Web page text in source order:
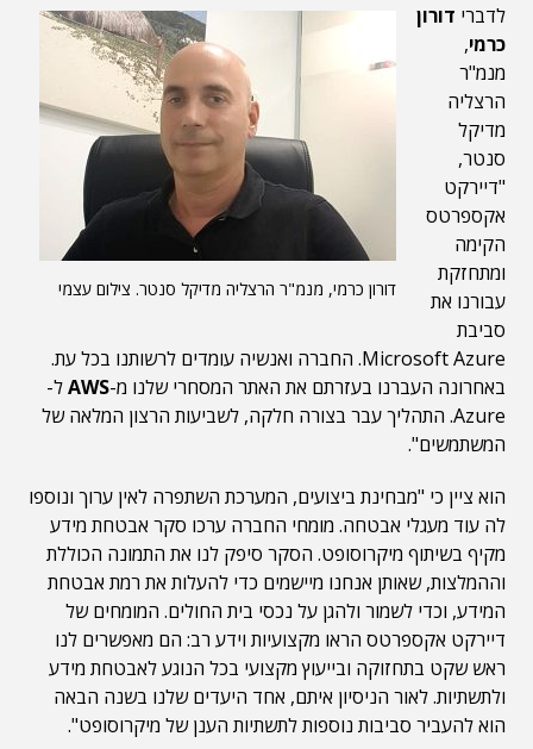
דורון כרמי, מנמ"ר הרצליה מדיקל סנטר. צילום עצמי
לדברי דורון
כרמי,
מנמ"ר
הרצליה
מדיקל
סנטר,
"דיירקט
אקספרטס
הקימה
ומתחזקת
עבורנו את
סביבת
Microsoft Azure. החברה ואנשיה עומדים לרשותנו בכל עת.
באחרונה העברנו בעזרתם את האתר המסחרי שלנו מ-AWSל-
Azure. התהליך עבר בצורה חלקה, לשביעות הרצון המלאה של
המשתמשים".
הוא ציין כי "מבחינת ביצועים, המערכת השתפרה לאין ערוך ונוספו
לה עוד מעגלי אבטחה. מומחי החברה ערכו סקר אבטחת מידע
מקיף בשיתוף מיקרוסופט. הסקר סיפק לנו את התמונה הכוללת
וההמלצות, שאותן אנחנו מיישמים כדי להעלות את רמת אבטחת
המידע, וכדי לשמור ולהגן על נכסי בית החולים. המומחים של
דיירקט אקספרטס הראו מקצועיות וידע רב: הם מאפשרים לנו
ראש שקט בתחזוקה ובייעוץ מקצועי בכל הנוגע לאבטחת מידע
ולתשתיות. לאור הניסיון איתם, אחד היעדים שלנו בשנה הבאה
הוא להעביר סביבות נוספות לתשתיות הענן של מיקרוסופט".